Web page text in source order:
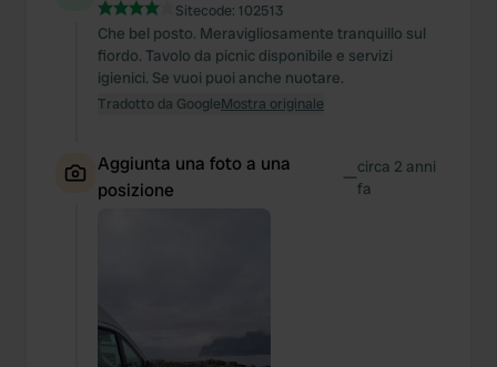
Sitecode: 102513
Che bel posto. Meravigliosamente tranquillo sul
fiordo. Tavolo da picnic disponibile e servizi
igienici. Se vuoi puoi anche nuotare.
Tradotto da GoogleMostra originale
Aggiunta una foto a una
posizione
—circa 2 anni
fa